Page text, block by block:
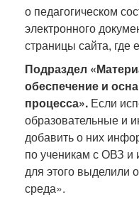
о педагогическом
электронного
страницы сайта, где
Подраздел
обеспечение и
процесса». Если
образовательные и
добавить о них
по ученикам с ОВЗ и
для этого выделили
среда».